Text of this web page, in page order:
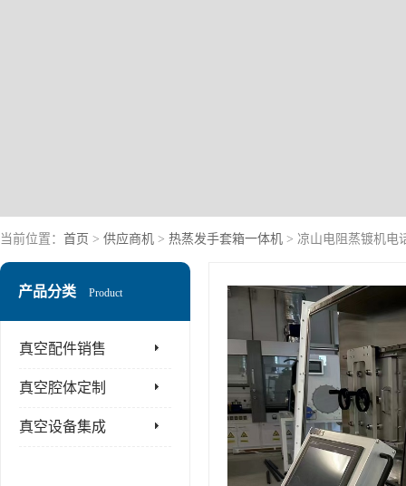
当前位置： 首页 > 供应商机 > 热蒸发手套箱一体机 > 凉山电阻蒸镀机电
产品分类 Product
真空配件销售
真空腔体定制
真空设备集成